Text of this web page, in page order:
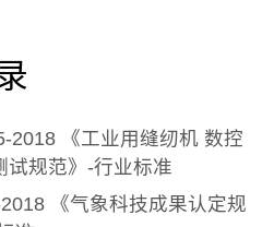
2018 《工业用缝纫机 数控
试规范》-行业标准
《气象科技成果认定规